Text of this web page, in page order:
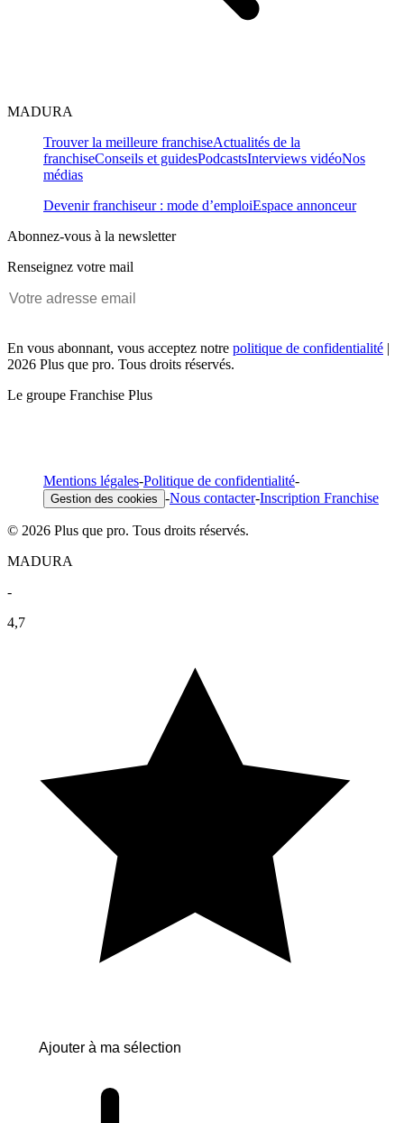
MADURA
Trouver la meilleure franchiseActualités de la
franchiseConseils et guidesPodcastsInterviews vidéoNos
médias
Devenir franchiseur : mode d’emploiEspace annonceur
Abonnez-vous à la newsletter
Renseignez votre mail
En vous abonnant, vous acceptez notre politique de confidentialité |
2026 Plus que pro. Tous droits réservés.
Le groupe Franchise Plus
Mentions légales-Politique de confidentialité-
Gestion des cookies -Nous contacter-Inscription Franchise
© 2026 Plus que pro. Tous droits réservés.
MADURA
-
4,7
Ajouter à ma sélection